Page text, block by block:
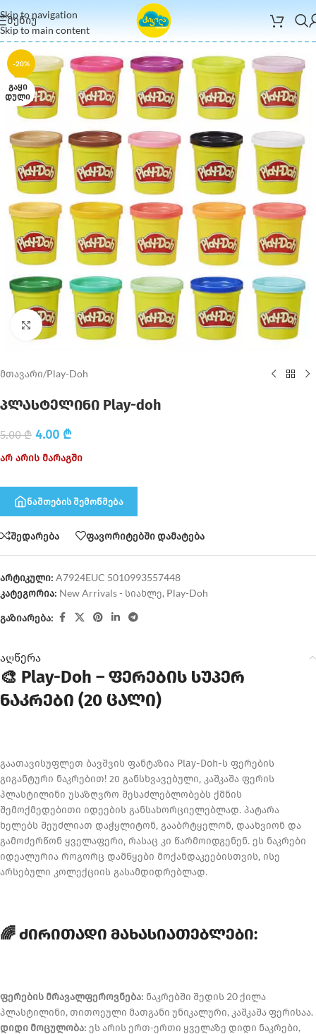
Skip to navigation
Skip to main content
ᲛᲔᲜᲘᲣ
-20%
ᲒᲐᲧᲘ
ᲓᲣᲚᲘ
Click to enlarge
მთავარი/Play-Doh
პლასტელინი Play-doh
5.00₾ 4.00 ₾
არ არის მარაგში
ნაშთების შემოწმება
შედარება ფავორიტებში დამატება
არტიკული: A7924EUC 5010993557448
კატეგორია: New Arrivals - სიახლე, Play-Doh
გაზიარება:
აღწერა
🎨 Play-Doh – ფერების სუპერ
ნაკრები (20 ცალი)
გაათავისუფლეთ ბავშვის ფანტაზია Play-Doh-ს ფერების
გიგანტური ნაკრებით! 20 განსხვავებული, კაშკაშა ფერის
პლასტილინი უსაზღვრო შესაძლებლობებს ქმნის
შემოქმედებითი იდეების განსახორციელებლად. პატარა
ხელებს შეუძლიათ დაჭყლიტონ, გააბრტყელონ, დაახვიონ და
გამოძერწონ ყველაფერი, რასაც კი წარმოიდგენენ. ეს ნაკრები
იდეალურია როგორც დამწყები მოქანდაკეებისთვის, ისე
არსებული კოლექციის გასამდიდრებლად.
🌈 ძირითადი მახასიათებლები:
ფერების მრავალფეროვნება: ნაკრებში შედის 20 ქილა
პლასტილინი, თითოეული მათგანი უნიკალური, კაშკაშა ფერისაა.
დიდი მოცულობა: ეს არის ერთ-ერთი ყველაზე დიდი ნაკრები,